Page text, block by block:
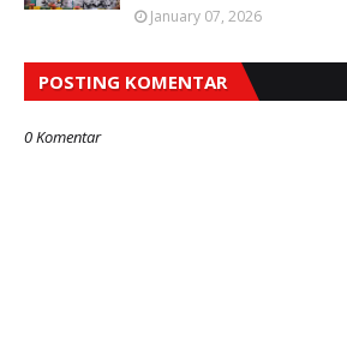
January 07, 2026
POSTING KOMENTAR
0 Komentar